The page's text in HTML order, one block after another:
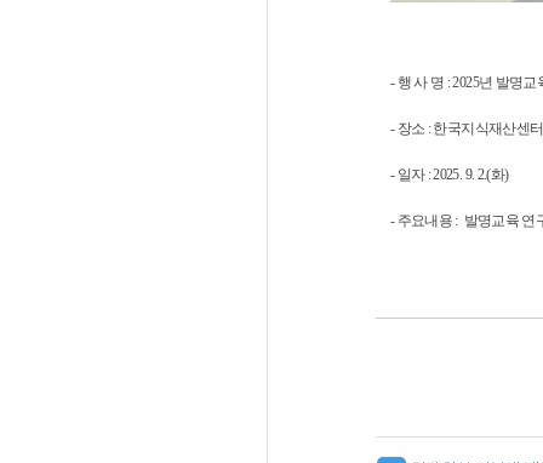
- 행 사 명 : 2025년 발명
- 장소 : 한국지식재산센
- 일자 : 2025. 9. 2.(화)
- 주요내용 : 발명교육 연